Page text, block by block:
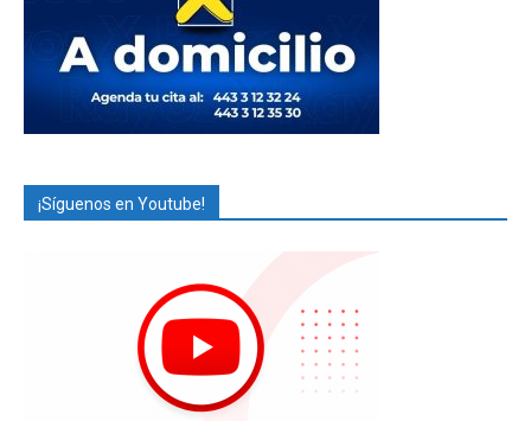
¡Síguenos en Youtube!